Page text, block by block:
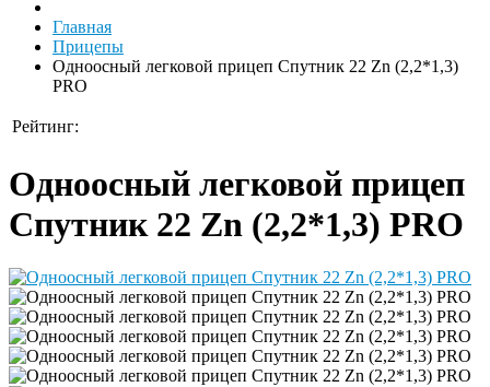
Главная
Прицепы
Одноосный легковой прицеп Спутник 22 Zn (2,2*1,3)
PRO
Рейтинг:
Одноосный легковой прицеп
Спутник 22 Zn (2,2*1,3) PRO